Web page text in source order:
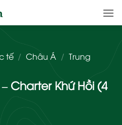
tế / Châu Á / Trung
Charter Khứ Hồi (4